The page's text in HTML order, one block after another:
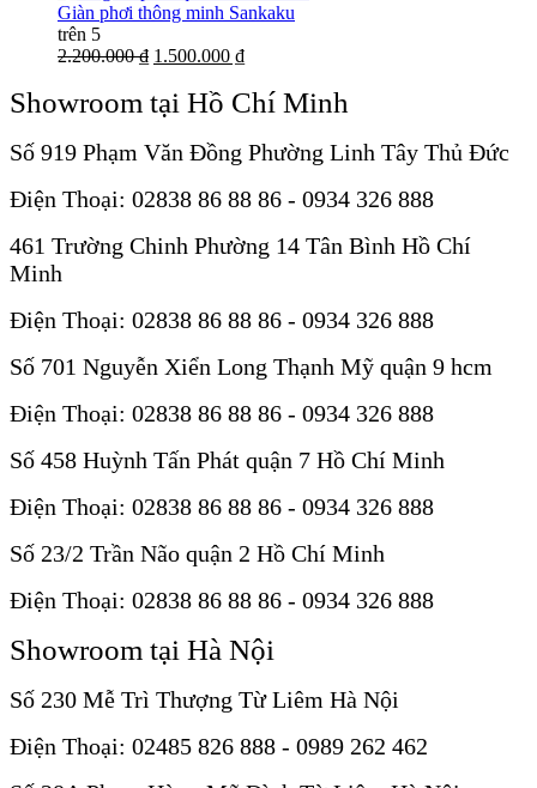
Giàn phơi thông minh Sankaku
trên 5
2.200.000 ₫ 1.500.000 ₫
Showroom tại Hồ Chí Minh
Số 919 Phạm Văn Đồng Phường Linh Tây Thủ Đức
Điện Thoại: 02838 86 88 86 - 0934 326 888
461 Trường Chinh Phường 14 Tân Bình Hồ Chí
Minh
Điện Thoại: 02838 86 88 86 - 0934 326 888
Số 701 Nguyễn Xiển Long Thạnh Mỹ quận 9 hcm
Điện Thoại: 02838 86 88 86 - 0934 326 888
Số 458 Huỳnh Tấn Phát quận 7 Hồ Chí Minh
Điện Thoại: 02838 86 88 86 - 0934 326 888
Số 23/2 Trần Não quận 2 Hồ Chí Minh
Điện Thoại: 02838 86 88 86 - 0934 326 888
Showroom tại Hà Nội
Số 230 Mễ Trì Thượng Từ Liêm Hà Nội
Điện Thoại: 02485 826 888 - 0989 262 462